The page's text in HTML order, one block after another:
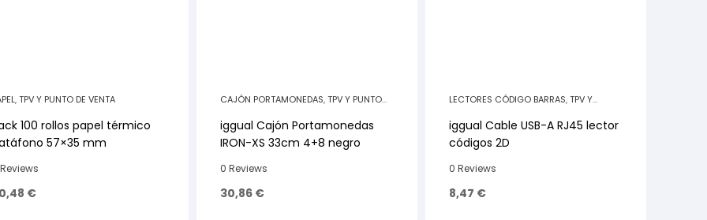
,TPV Y PUNTO DE VENTA
100 rollos papel térmico
57×35 mm
€
CAJÓN PORTAMONEDAS,TPV Y PUNTO
iggual Cajón Portamonedas
IRON-XS 33cm 4+8 negro
0 Reviews
30,86 €
LECTORES CÓDIGO BARRAS,TPV Y
iggual Cable USB-A RJ45 lector
códigos 2D
0 Reviews
8,47 €